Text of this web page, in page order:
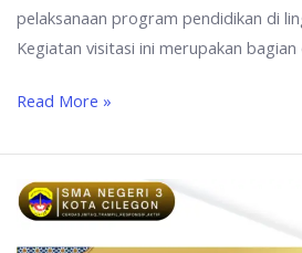
pelaksanaan program pendidikan di
Kegiatan visitasi ini merupakan
Read More »